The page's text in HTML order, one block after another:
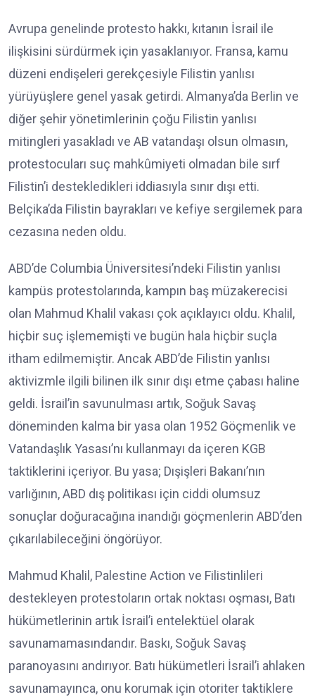
Avrupa genelinde protesto hakkı, kıtanın İsrail ile
ilişkisini sürdürmek için yasaklanıyor. Fransa, kamu
düzeni endişeleri gerekçesiyle Filistin yanlısı
yürüyüşlere genel yasak getirdi. Almanya’da Berlin ve
diğer şehir yönetimlerinin çoğu Filistin yanlısı
mitingleri yasakladı ve AB vatandaşı olsun olmasın,
protestocuları suç mahkûmiyeti olmadan bile sırf
Filistin’i destekledikleri iddiasıyla sınır dışı etti.
Belçika’da Filistin bayrakları ve kefiye sergilemek para
cezasına neden oldu.
ABD’de Columbia Üniversitesi’ndeki Filistin yanlısı
kampüs protestolarında, kampın baş müzakerecisi
olan Mahmud Khalil vakası çok açıklayıcı oldu. Khalil,
hiçbir suç işlememişti ve bugün hala hiçbir suçla
itham edilmemiştir. Ancak ABD’de Filistin yanlısı
aktivizmle ilgili bilinen ilk sınır dışı etme çabası haline
geldi. İsrail’in savunulması artık, Soğuk Savaş
döneminden kalma bir yasa olan 1952 Göçmenlik ve
Vatandaşlık Yasası’nı kullanmayı da içeren KGB
taktiklerini içeriyor. Bu yasa; Dışişleri Bakanı’nın
varlığının, ABD dış politikası için ciddi olumsuz
sonuçlar doğuracağına inandığı göçmenlerin ABD’den
çıkarılabileceğini öngörüyor.
Mahmud Khalil, Palestine Action ve Filistinlileri
destekleyen protestoların ortak noktası oşması, Batı
hükümetlerinin artık İsrail’i entelektüel olarak
savunamamasındandır. Baskı, Soğuk Savaş
paranoyasını andırıyor. Batı hükümetleri İsrail’i ahlaken
savunamayınca, onu korumak için otoriter taktiklere